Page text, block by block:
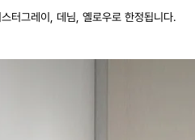
터그레이, 데님, 옐로우로 한정됩니다.